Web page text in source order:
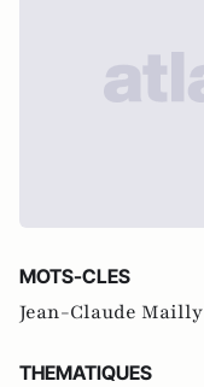
MOTS-CLES
Jean-Claude Mailly
THEMATIQUES